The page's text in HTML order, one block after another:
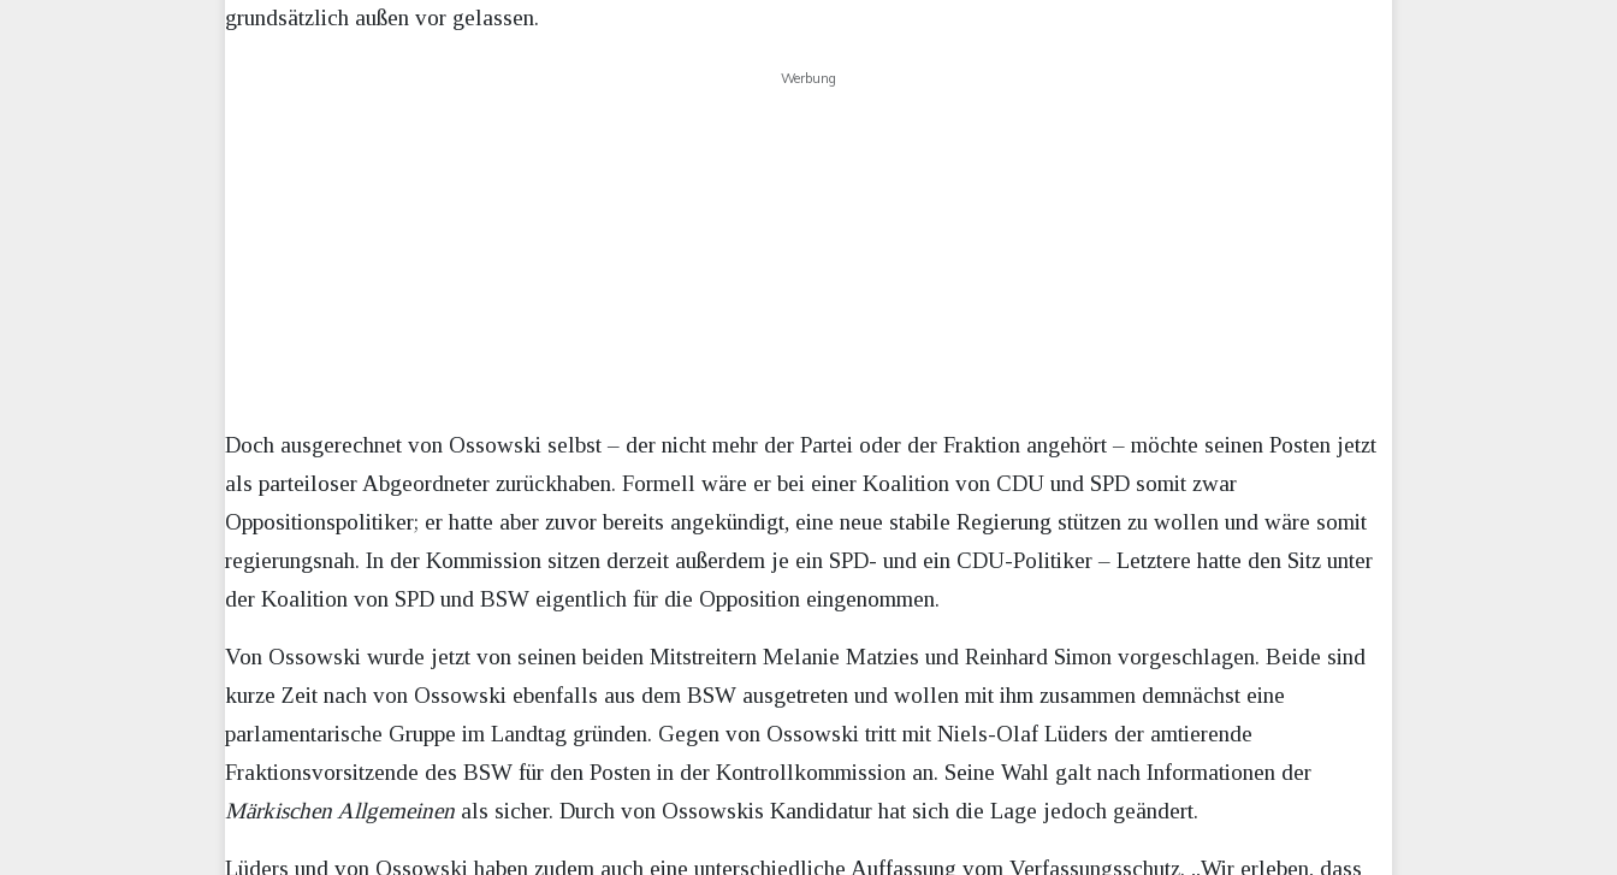
grundsätzlich außen vor gelassen.
Werbung
Doch ausgerechnet von Ossowski selbst – der nicht mehr der Partei oder der Fraktion angehört – möchte seinen Posten jetzt
als parteiloser Abgeordneter zurückhaben. Formell wäre er bei einer Koalition von CDU und SPD somit zwar
Oppositionspolitiker; er hatte aber zuvor bereits angekündigt, eine neue stabile Regierung stützen zu wollen und wäre somit
regierungsnah. In der Kommission sitzen derzeit außerdem je ein SPD- und ein CDU-Politiker – Letztere hatte den Sitz unter
der Koalition von SPD und BSW eigentlich für die Opposition eingenommen.
Von Ossowski wurde jetzt von seinen beiden Mitstreitern Melanie Matzies und Reinhard Simon vorgeschlagen. Beide sind
kurze Zeit nach von Ossowski ebenfalls aus dem BSW ausgetreten und wollen mit ihm zusammen demnächst eine
parlamentarische Gruppe im Landtag gründen. Gegen von Ossowski tritt mit Niels-Olaf Lüders der amtierende
Fraktionsvorsitzende des BSW für den Posten in der Kontrollkommission an. Seine Wahl galt nach Informationen der
Märkischen Allgemeinen als sicher. Durch von Ossowskis Kandidatur hat sich die Lage jedoch geändert.
Lüders und von Ossowski haben zudem auch eine unterschiedliche Auffassung vom Verfassungsschutz. „Wir erleben, dass